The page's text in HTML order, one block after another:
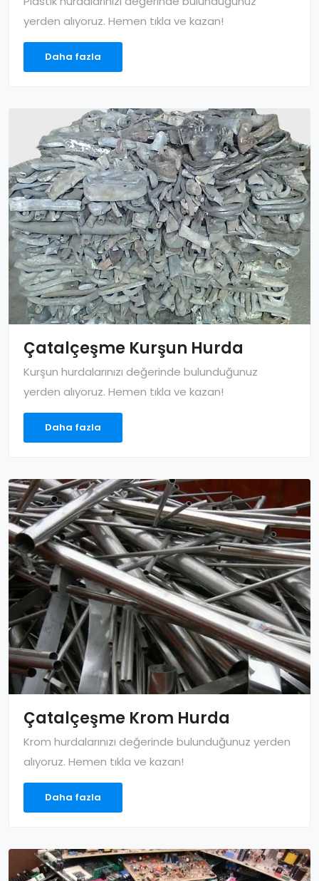
yerden alıyoruz. Hemen tıkla ve kazan!
Daha fazla
Çatalçeşme Kurşun Hurda
Kurşun hurdalarınızı değerinde bulunduğunuz
yerden alıyoruz. Hemen tıkla ve kazan!
Daha fazla
Çatalçeşme Krom Hurda
Krom hurdalarınızı değerinde bulunduğunuz yerden
alıyoruz. Hemen tıkla ve kazan!
Daha fazla